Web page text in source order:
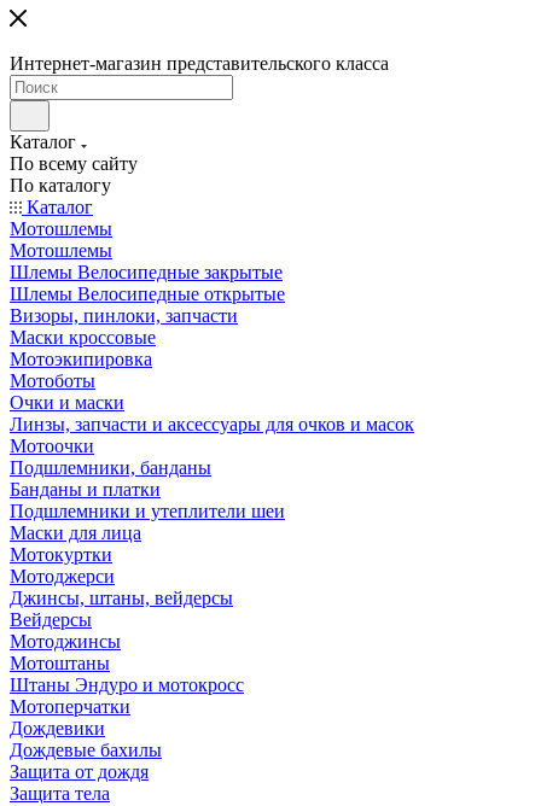
Интернет-магазин представительского класса
Каталог
По всему сайту
По каталогу
Каталог
Мотошлемы
Мотошлемы
Шлемы Велосипедные закрытые
Шлемы Велосипедные открытые
Визоры, пинлоки, запчасти
Маски кроссовые
Мотоэкипировка
Мотоботы
Очки и маски
Линзы, запчасти и аксессуары для очков и масок
Мотоочки
Подшлемники, банданы
Банданы и платки
Подшлемники и утеплители шеи
Маски для лица
Мотокуртки
Мотоджерси
Джинсы, штаны, вейдерсы
Вейдерсы
Мотоджинсы
Мотоштаны
Штаны Эндуро и мотокросс
Мотоперчатки
Дождевики
Дождевые бахилы
Защита от дождя
Защита тела